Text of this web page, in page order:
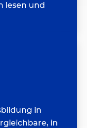
lesen und
in
in